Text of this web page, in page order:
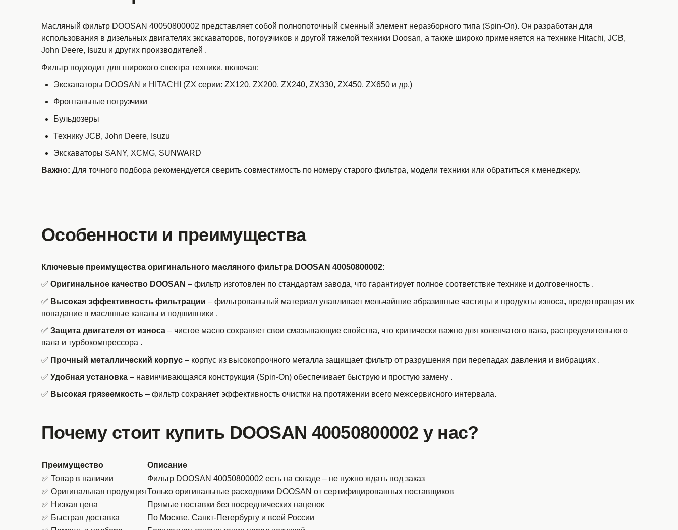
Масляный фильтр DOOSAN 40050800002 представляет собой полнопоточный сменный элемент неразборного типа (Spin-On). Он разработан для
использования в дизельных двигателях экскаваторов, погрузчиков и другой тяжелой техники Doosan, а также широко применяется на технике Hitachi, JCB,
John Deere, Isuzu и других производителей .
Фильтр подходит для широкого спектра техники, включая:
Экскаваторы DOOSAN и HITACHI (ZX серии: ZX120, ZX200, ZX240, ZX330, ZX450, ZX650 и др.)
Фронтальные погрузчики
Бульдозеры
Технику JCB, John Deere, Isuzu
Экскаваторы SANY, XCMG, SUNWARD
Важно: Для точного подбора рекомендуется сверить совместимость по номеру старого фильтра, модели техники или обратиться к менеджеру.
Особенности и преимущества
Ключевые преимущества оригинального масляного фильтра DOOSAN 40050800002:
✅ Оригинальное качество DOOSAN – фильтр изготовлен по стандартам завода, что гарантирует полное соответствие технике и долговечность .
✅ Высокая эффективность фильтрации – фильтровальный материал улавливает мельчайшие абразивные частицы и продукты износа, предотвращая их
попадание в масляные каналы и подшипники .
✅ Защита двигателя от износа – чистое масло сохраняет свои смазывающие свойства, что критически важно для коленчатого вала, распределительного
вала и турбокомпрессора .
✅ Прочный металлический корпус – корпус из высокопрочного металла защищает фильтр от разрушения при перепадах давления и вибрациях .
✅ Удобная установка – навинчивающаяся конструкция (Spin-On) обеспечивает быструю и простую замену .
✅ Высокая грязеемкость – фильтр сохраняет эффективность очистки на протяжении всего межсервисного интервала.
Почему стоит купить DOOSAN 40050800002 у нас?
Преимущество
Описание
✅ Товар в наличии
Фильтр DOOSAN 40050800002 есть на складе – не нужно ждать под заказ
✅ Оригинальная продукцияТолько оригинальные расходники DOOSAN от сертифицированных поставщиков
✅ Низкая цена
Прямые поставки без посреднических наценок
✅ Быстрая доставка
По Москве, Санкт-Петербургу и всей России